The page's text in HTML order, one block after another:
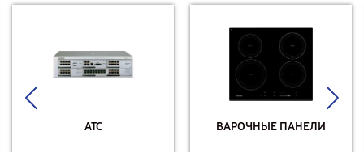
АТС ВАРОЧНЫЕ ПАНЕЛИ